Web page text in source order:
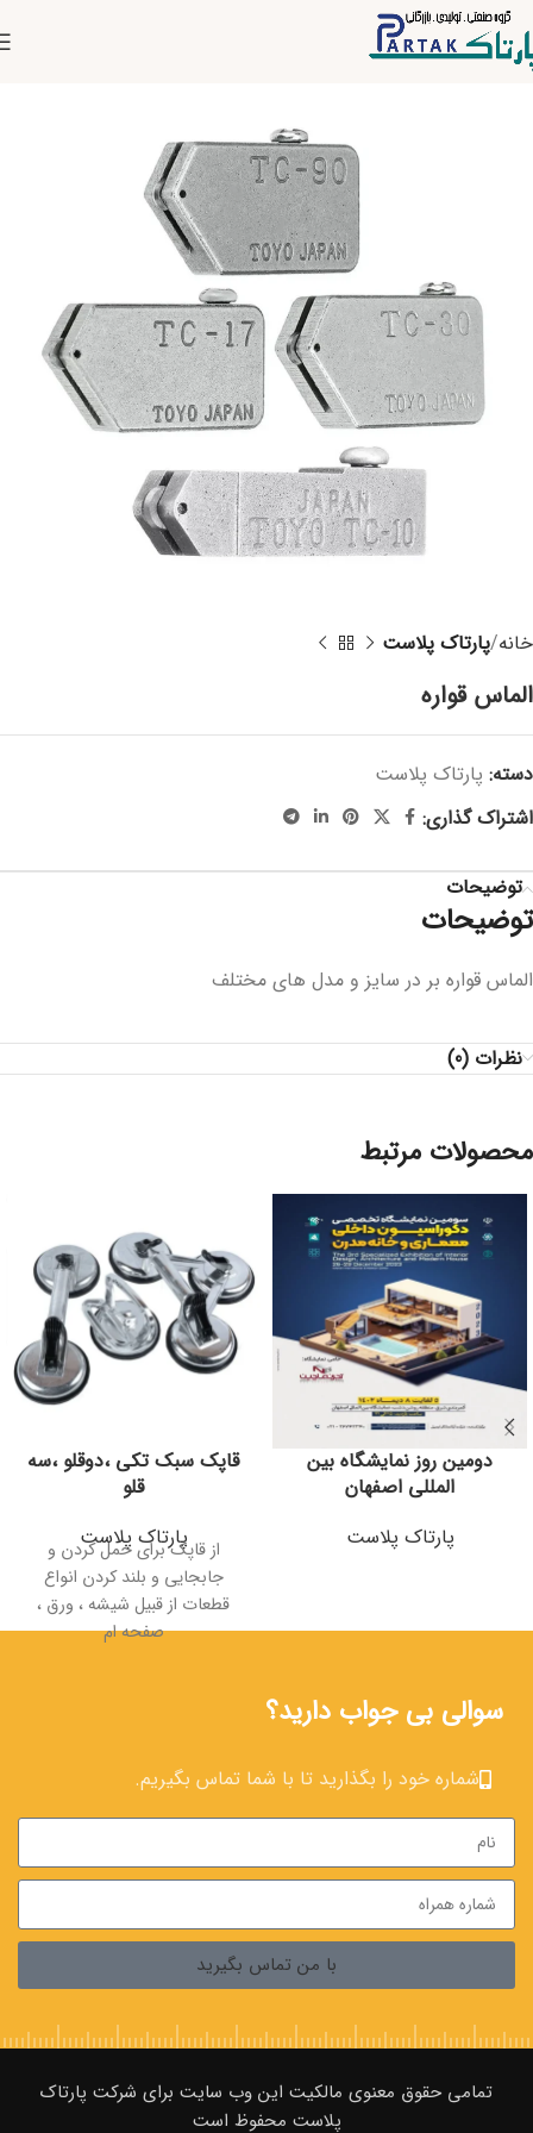
خانه پارتاک پلاست
الماس قواره
دسته: پارتاک پلاست
اشتراک گذاری:
توضیحات
توضیحات
الماس قواره بر در سایز و مدل های مختلف
نظرات (0)
محصولات مرتبط
دومین روز نمایشگاه بین
المللی اصفهان
پارتاک پلاست
قاپک سبک تکی ،دوقلو ،سه
قلو
پارتاک پلاست
از قاپک برای حمل کردن و
جابجایی و بلند کردن انواع
قطعات از قبیل شیشه ، ورق ،
صفحه ام
سوالی بی جواب دارید؟
شماره خود را بگذارید تا با شما تماس بگیریم.
با من تماس بگیرید
تمامی حقوق معنوی مالکیت این وب‌ سایت برای شرکت پارتاک
پلاست محفوظ است